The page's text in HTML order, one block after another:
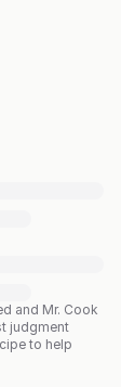
and Mr. Cook
judgment
to help